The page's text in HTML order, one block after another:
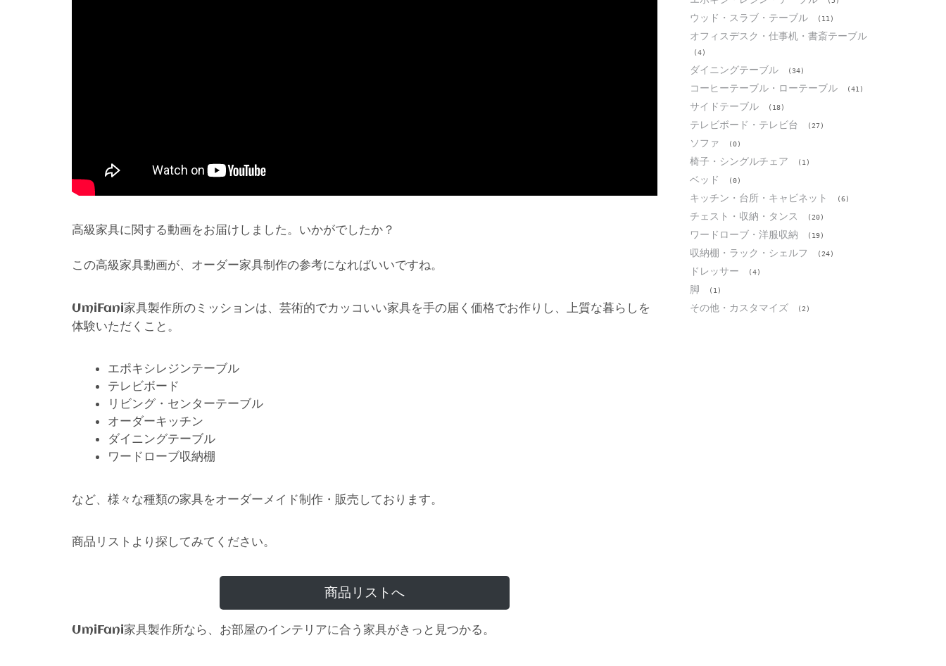
高級家具に関する動画をお届けしました。いかがでしたか？
この高級家具動画が、オーダー家具制作の参考になればいいですね。
UmiFani家具製作所のミッションは、芸術的でカッコいい家具を手の届く価格でお作りし、上質な暮らしを
体験いただくこと。
エポキシレジンテーブル
テレビボード
リビング・センターテーブル
オーダーキッチン
ダイニングテーブル
ワードローブ収納棚
など、様々な種類の家具をオーダーメイド制作・販売しております。
商品リストより探してみてください。
商品リストへ
UmiFani家具製作所なら、お部屋のインテリアに合う家具がきっと見つかる。
ウッド・スラブ・テーブル (11)
オフィスデスク・仕事机・書斎テーブル
(4)
ダイニングテーブル (34)
コーヒーテーブル・ローテーブル (41)
サイドテーブル (18)
テレビボード・テレビ台 (27)
ソファ (0)
椅子・シングルチェア (1)
ベッド (0)
キッチン・台所・キャビネット (6)
チェスト・収納・タンス (20)
ワードローブ・洋服収納 (19)
収納棚・ラック・シェルフ (24)
ドレッサー (4)
脚 (1)
その他・カスタマイズ (2)